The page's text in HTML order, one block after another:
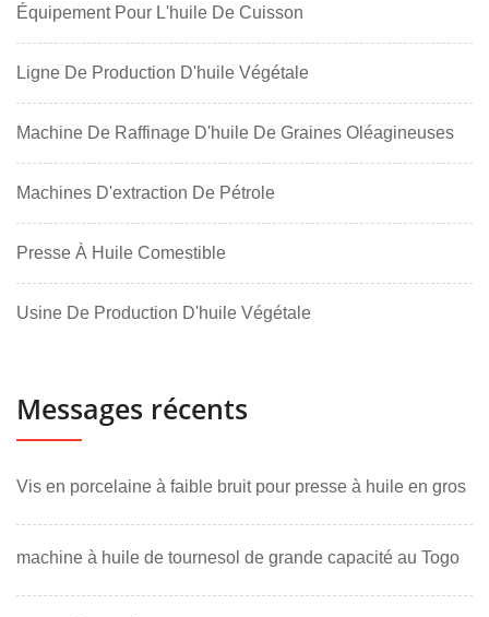
Équipement Pour L'huile De Cuisson
Ligne De Production D'huile Végétale
Machine De Raffinage D'huile De Graines Oléagineuses
Machines D'extraction De Pétrole
Presse À Huile Comestible
Usine De Production D'huile Végétale
Messages récents
Vis en porcelaine à faible bruit pour presse à huile en gros
machine à huile de tournesol de grande capacité au Togo